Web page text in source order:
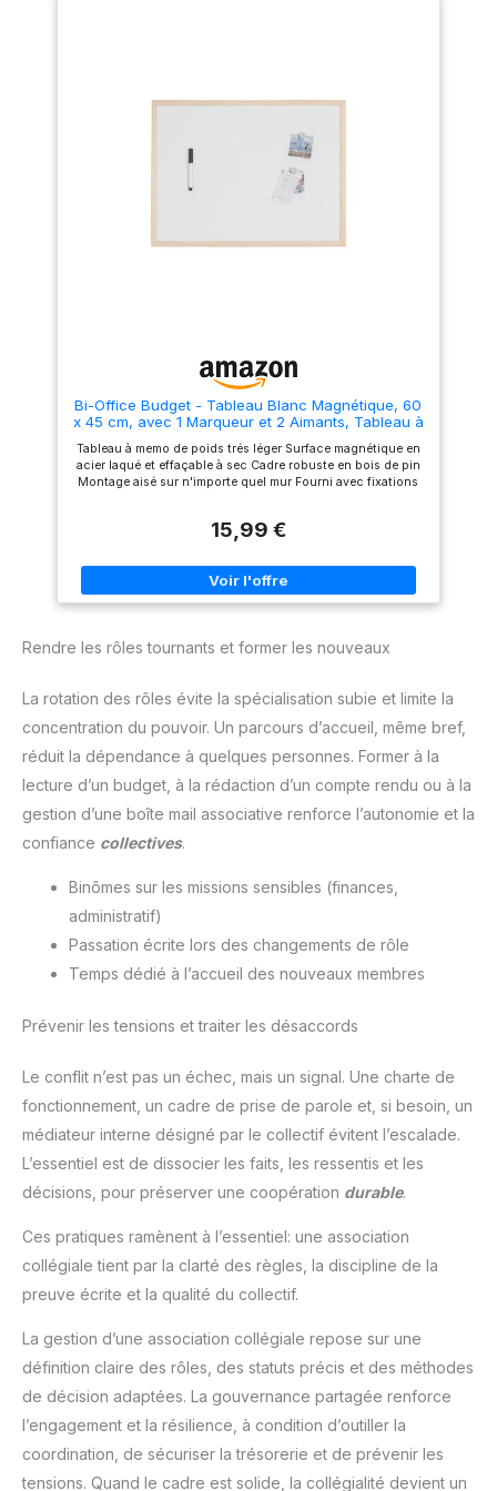
peau ; rincer immédiatement à
montage au mur simple et
monté horizontalement ou
verticalement. Tableau mémo
et pour écrire, compatible
avec l’ensemble des
tableau blanc et de bureau
Bi-Office Budget - Tableau Blanc Magnétique, 60
x 45 cm, avec 1 Marqueur et 2 Aimants, Tableau à
Laqué
Tableau à memo de poids trés léger Surface magnétique en
acier laqué et effaçable à sec Cadre robuste en bois de pin
Montage aisé sur n'importe quel mur Fourni avec fixations
15,99 €
Rendre les rôles tournants et former les nouveaux
La rotation des rôles évite la spécialisation subie et limite la
concentration du pouvoir. Un parcours d’accueil, même bref,
réduit la dépendance à quelques personnes. Former à la
lecture d’un budget, à la rédaction d’un compte rendu ou à la
gestion d’une boîte mail associative renforce l’autonomie et la
confiance collectives.
Binômes sur les missions sensibles (finances,
administratif)
Passation écrite lors des changements de rôle
Temps dédié à l’accueil des nouveaux membres
Prévenir les tensions et traiter les désaccords
Le conflit n’est pas un échec, mais un signal. Une charte de
fonctionnement, un cadre de prise de parole et, si besoin, un
médiateur interne désigné par le collectif évitent l’escalade.
L’essentiel est de dissocier les faits, les ressentis et les
décisions, pour préserver une coopération durable.
Ces pratiques ramènent à l’essentiel: une association
collégiale tient par la clarté des règles, la discipline de la
preuve écrite et la qualité du collectif.
La gestion d’une association collégiale repose sur une
définition claire des rôles, des statuts précis et des méthodes
de décision adaptées. La gouvernance partagée renforce
l’engagement et la résilience, à condition d’outiller la
coordination, de sécuriser la trésorerie et de prévenir les
tensions. Quand le cadre est solide, la collégialité devient un